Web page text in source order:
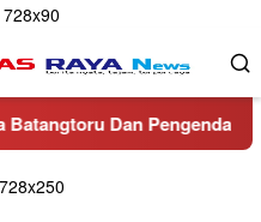
Dan Pengendara Resah